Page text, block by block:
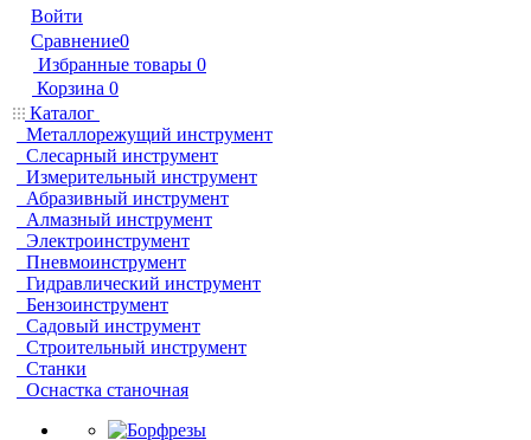
Войти
Сравнение0
Избранные товары 0
Корзина 0
Каталог
Металлорежущий инструмент
Слесарный инструмент
Измерительный инструмент
Абразивный инструмент
Алмазный инструмент
Электроинструмент
Пневмоинструмент
Гидравлический инструмент
Бензоинструмент
Садовый инструмент
Строительный инструмент
Станки
Оснастка станочная